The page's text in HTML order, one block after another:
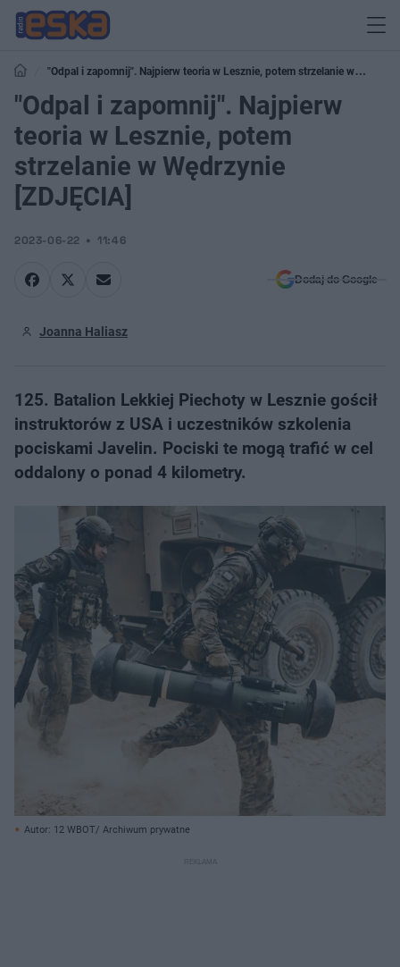
"Odpal i zapomnij". Najpierw teoria w Lesznie, potem strzelanie w
Wędrzynie [ZDJĘCIA]
"Odpal i zapomnij". Najpierw
teoria w Lesznie, potem
strzelanie w Wędrzynie
[ZDJĘCIA]
2023-06-22 11:46
Dodaj do Google
Joanna Haliasz
125. Batalion Lekkiej Piechoty w Lesznie gościł
instruktorów z USA i uczestników szkolenia
pociskami Javelin. Pociski te mogą trafić w cel
oddalony o ponad 4 kilometry.
Autor: 12 WBOT/ Archiwum prywatne